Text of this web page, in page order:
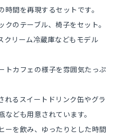
間を再現するセットです。
のテーブル、椅子をセット。
クリーム冷蔵庫などもモデル
トカフェの様子を雰囲気たっぷ
れるスイートドリンク缶やグラ
ども用意されています。
ーを飲み、ゆったりとした時間